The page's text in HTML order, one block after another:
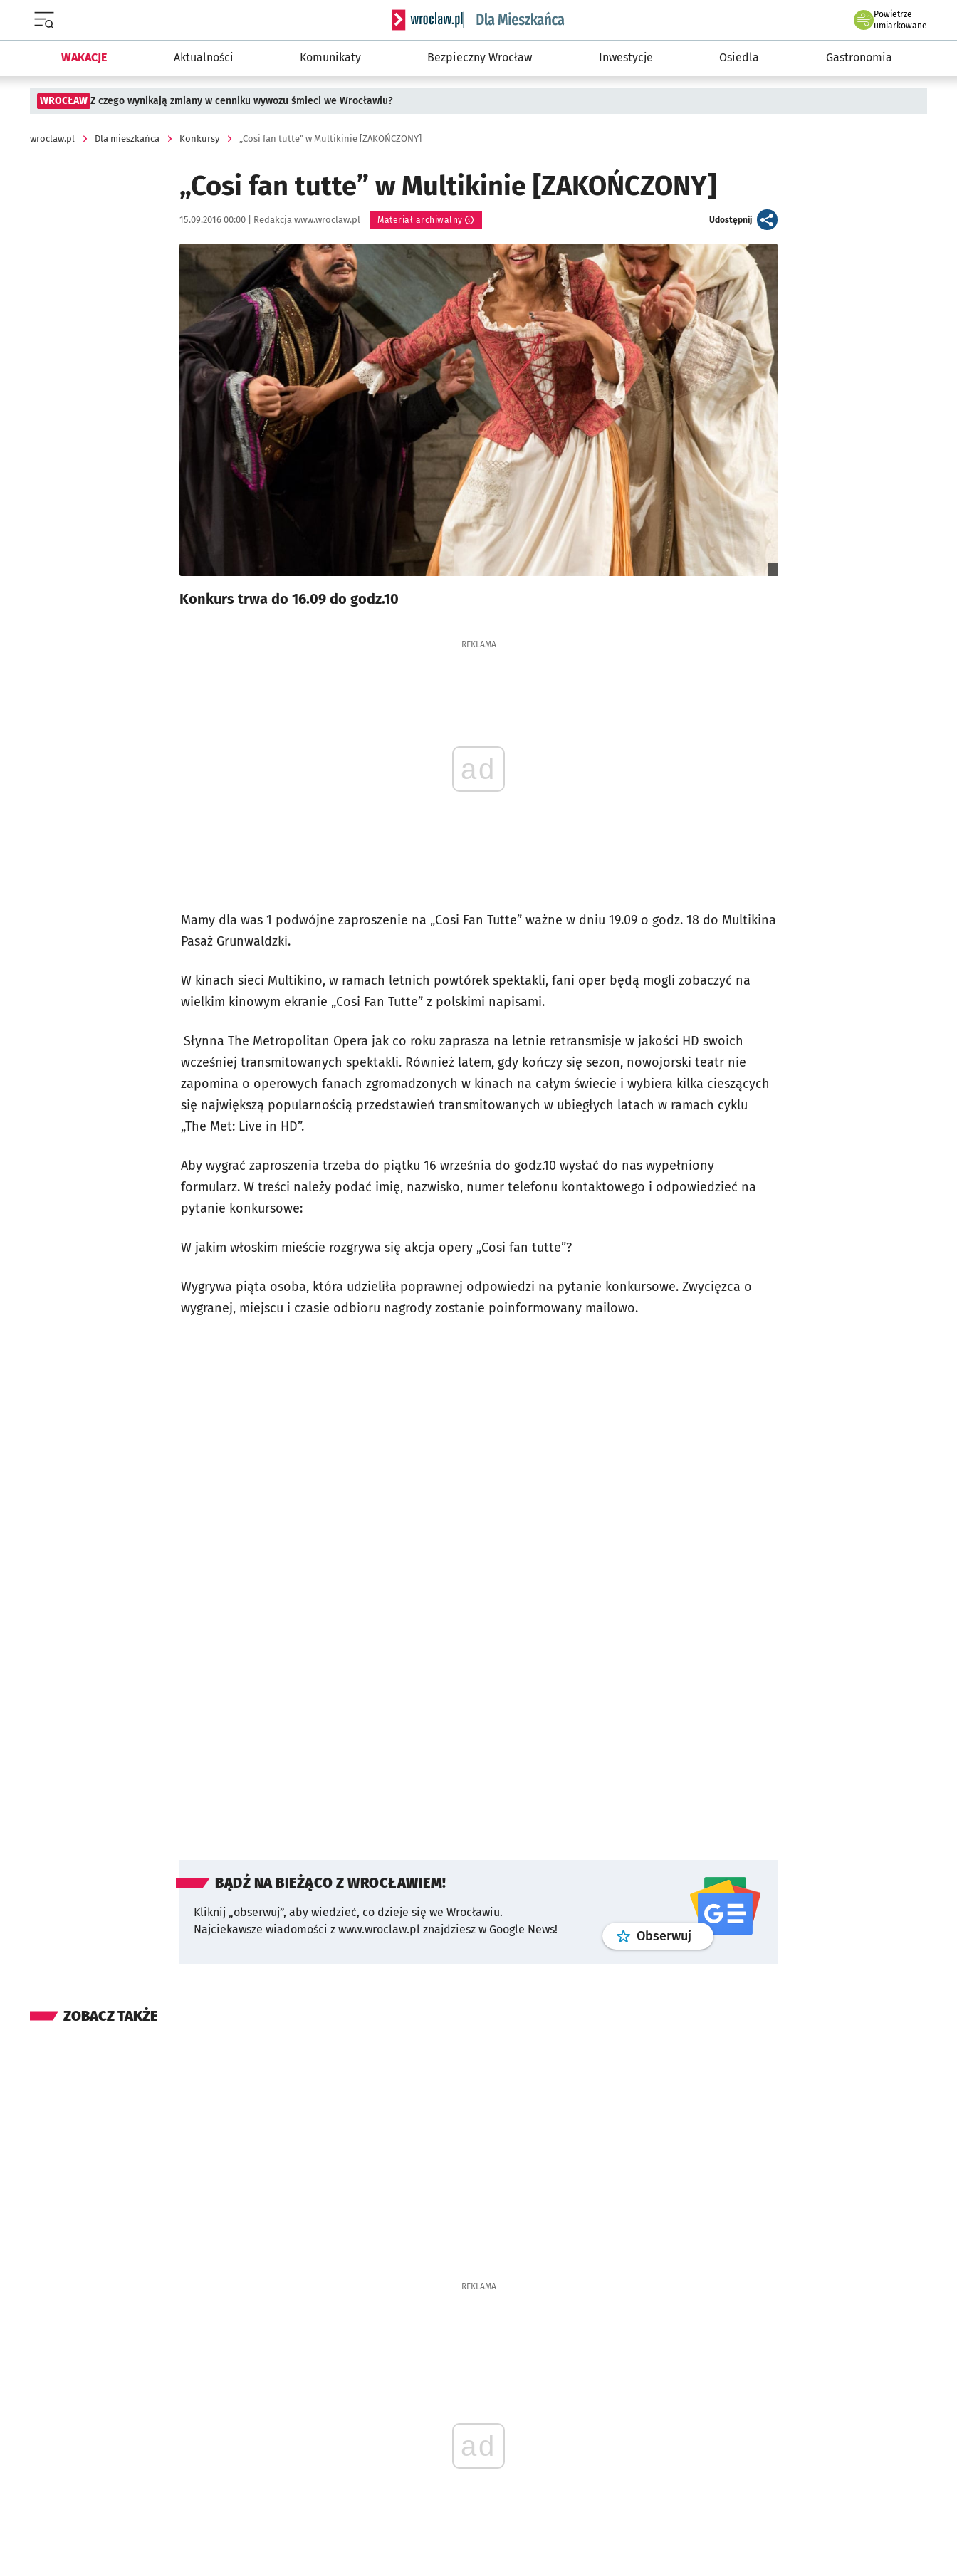
Serwis informacyjny wroclaw.pl podserwis: Dla mieszkańca
Powietrze
we Wrocławiu
umiarkowane
WAKACJE Aktualności Komunikaty Bezpieczny Wrocław Inwestycje Osiedla Gastronomia
WROCŁAW Z czego wynikają zmiany w cenniku wywozu śmieci we Wrocławiu?
wroclaw.pl Dla mieszkańca Konkursy „Cosi fan tutte” w Multikinie [ZAKOŃCZONY]
„Cosi fan tutte” w Multikinie [ZAKOŃCZONY]
Data publikacji:
15.09.2016 00:00 | Autor:
Redakcja www.wroclaw.pl Materiał archiwalny Udostępnijartykuł
Kliknij, aby powiększyć
Konkurs trwa do 16.09 do godz.10
REKLAMA
ad
Mamy dla was 1 podwójne zaproszenie na „Cosi Fan Tutte” ważne w dniu 19.09 o godz. 18 do Multikina
Pasaż Grunwaldzki.
W kinach sieci Multikino, w ramach letnich powtórek spektakli, fani oper będą mogli zobaczyć na
wielkim kinowym ekranie „Cosi Fan Tutte” z polskimi napisami.
Słynna The Metropolitan Opera jak co roku zaprasza na letnie retransmisje w jakości HD swoich
wcześniej transmitowanych spektakli. Również latem, gdy kończy się sezon, nowojorski teatr nie
zapomina o operowych fanach zgromadzonych w kinach na całym świecie i wybiera kilka cieszących
się największą popularnością przedstawień transmitowanych w ubiegłych latach w ramach cyklu
„The Met: Live in HD”.
Aby wygrać zaproszenia trzeba do piątku 16 września do godz.10 wysłać do nas wypełniony
formularz. W treści należy podać imię, nazwisko, numer telefonu kontaktowego i odpowiedzieć na
pytanie konkursowe:
W jakim włoskim mieście rozgrywa się akcja opery „Cosi fan tutte”?
Wygrywa piąta osoba, która udzieliła poprawnej odpowiedzi na pytanie konkursowe. Zwycięzca o
wygranej, miejscu i czasie odbioru nagrody zostanie poinformowany mailowo.
BĄDŹ NA BIEŻĄCO Z WROCŁAWIEM!
Kliknij „obserwuj”, aby wiedzieć, co dzieje się we Wrocławiu.
Najciekawsze wiadomości z www.wroclaw.pl znajdziesz w Google News!
Obserwuj profilgoogle news
ZOBACZ TAKŻE
REKLAMA
ad